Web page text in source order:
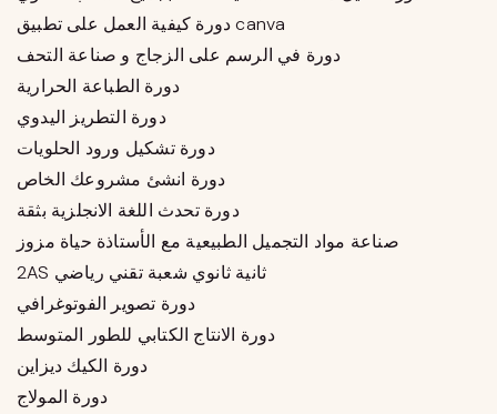
دورة كيفية العمل على تطبيق canva
دورة في الرسم على الزجاج و صناعة التحف
دورة الطباعة الحرارية
دورة التطريز اليدوي
دورة تشكيل ورود الحلويات
دورة انشئ مشروعك الخاص
دورة تحدث اللغة الانجلزية بثقة
صناعة مواد التجميل الطبيعية مع الأستاذة حياة مزوز
2AS ثانية ثانوي شعبة تقني رياضي
دورة تصوير الفوتوغرافي
دورة الانتاج الكتابي للطور المتوسط
دورة الكيك ديزاين
دورة المولاج